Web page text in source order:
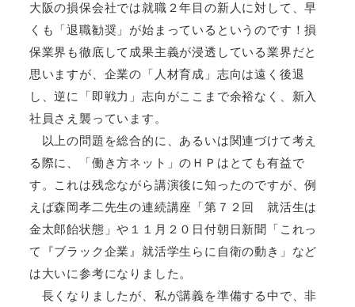
大阪の損保会社では就職２年目の新人に対して、早
くも「退職勧奨」が始まっているというのです！損
保業界も徹底して成果主義が浸透している業界だと
思いますが、企業の「人材育成」志向は遠く後退
し、逆に「即戦力」志向がここまで余裕なく、新入
社員さえ襲っています。
以上の問題を総合的に、あるいは関連づけて考え
る際に、「働き方ネット」のＨＰはとても有益で
す。これは残念ながら講演後に知ったのですが、例
えば森岡孝二先生の連続講座「第７２回 就活生は
金太郎飴状態」や１１月２０日付朝日新聞「これっ
て『ブラック企業』就活学生らに自衛の動き」など
は大いに参考になりました。
長くなりましたが、私が講義を準備する中で、非